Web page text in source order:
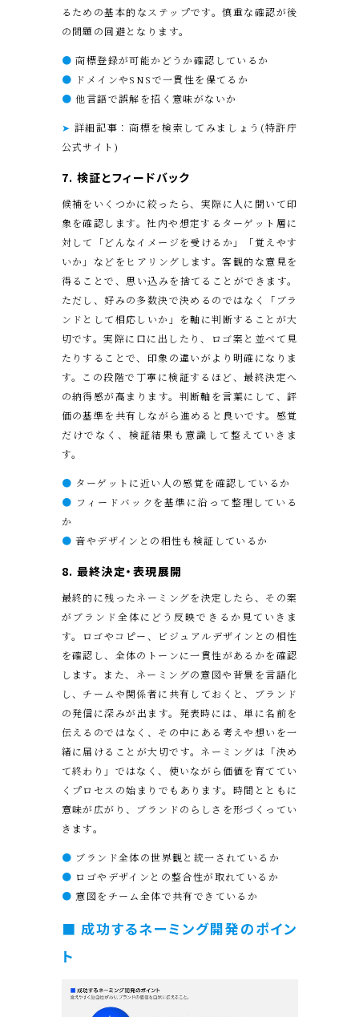
るための基本的なステップです。慎重な確認が後
の問題の回避となります。
● 商標登録が可能かどうか確認しているか
● ドメインやSNSで一貫性を保てるか
● 他言語で誤解を招く意味がないか
➤ 詳細記事：商標を検索してみましょう(特許庁
公式サイト)
7. 検証とフィードバック
候補をいくつかに絞ったら、実際に人に聞いて印
象を確認します。社内や想定するターゲット層に
対して「どんなイメージを受けるか」「覚えやす
いか」などをヒアリングします。客観的な意見を
得ることで、思い込みを捨てることができます。
ただし、好みの多数決で決めるのではなく「ブラ
ンドとして相応しいか」を軸に判断することが大
切です。実際に口に出したり、ロゴ案と並べて見
たりすることで、印象の違いがより明確になりま
す。この段階で丁寧に検証するほど、最終決定へ
の納得感が高まります。判断軸を言葉にして、評
価の基準を共有しながら進めると良いです。感覚
だけでなく、検証結果も意識して整えていきま
す。
● ターゲットに近い人の感覚を確認しているか
● フィードバックを基準に沿って整理している
か
● 音やデザインとの相性も検証しているか
8. 最終決定・表現展開
最終的に残ったネーミングを決定したら、その案
がブランド全体にどう反映できるか見ていきま
す。ロゴやコピー、ビジュアルデザインとの相性
を確認し、全体のトーンに一貫性があるかを確認
します。また、ネーミングの意図や背景を言語化
し、チームや関係者に共有しておくと、ブランド
の発信に深みが出ます。発表時には、単に名前を
伝えるのではなく、その中にある考えや想いを一
緒に届けることが大切です。ネーミングは「決め
て終わり」ではなく、使いながら価値を育ててい
くプロセスの始まりでもあります。時間とともに
意味が広がり、ブランドのらしさを形づくってい
きます。
● ブランド全体の世界観と統一されているか
● ロゴやデザインとの整合性が取れているか
● 意図をチーム全体で共有できているか
■ 成功するネーミング開発のポイン
ト